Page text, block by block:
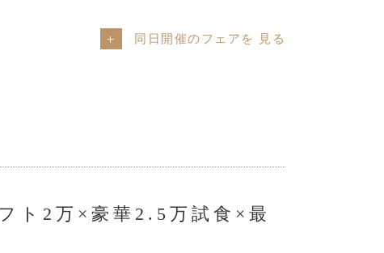
同日開催のフェアを
ト2万×豪華2.5万試食×最